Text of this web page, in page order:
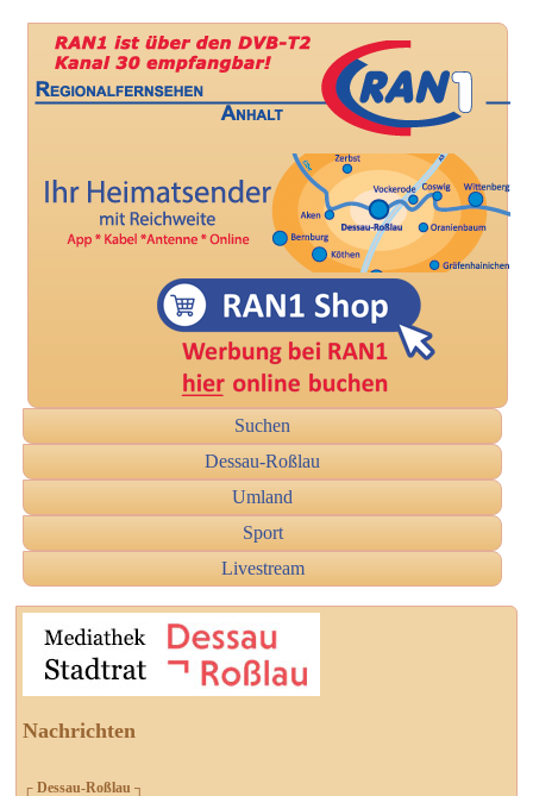
Suchen
Dessau-Roßlau
Umland
Sport
Livestream
Nachrichten
┌ Dessau-Roßlau ┐